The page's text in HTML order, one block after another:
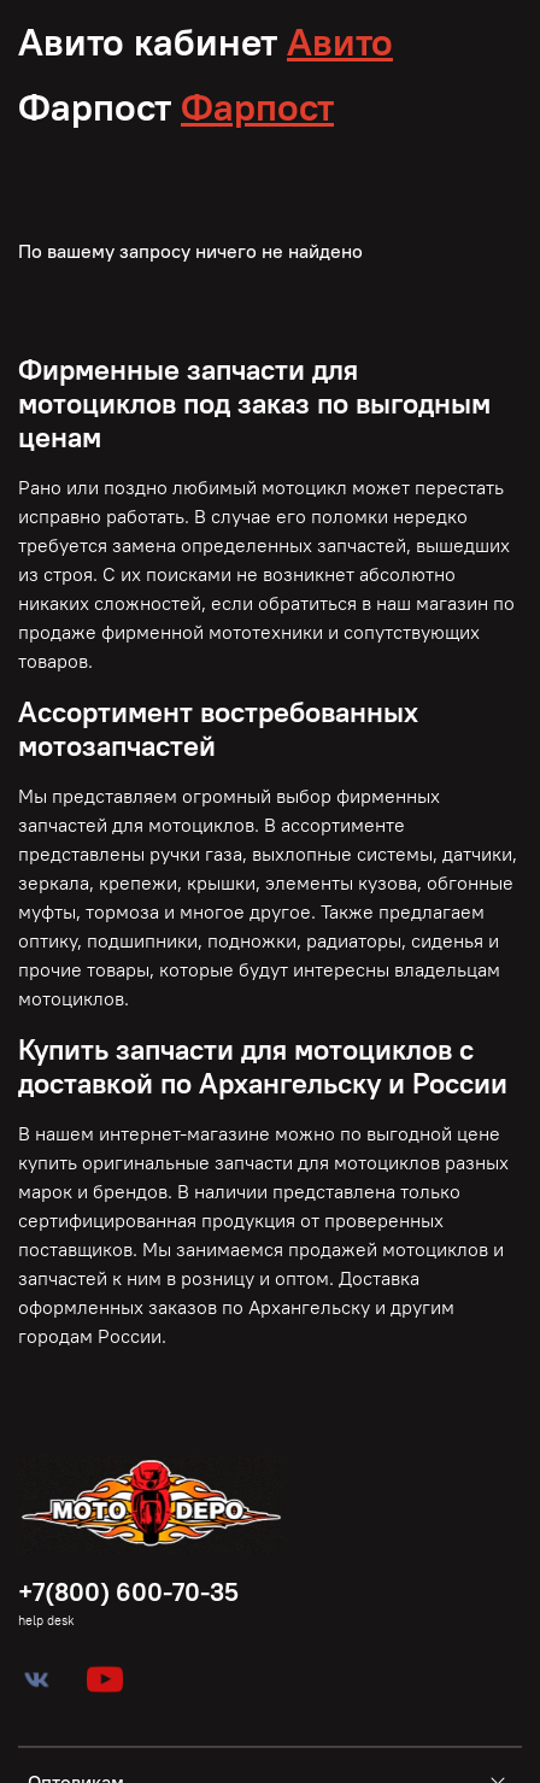
Авито кабинетАвито
Фарпост Фарпост
По вашему запросу ничего не найдено
Фирменные запчасти для
мотоциклов под заказ по выгодным
ценам
Рано или поздно любимый мотоцикл может перестать
исправно работать. В случае его поломки нередко
требуется замена определенных запчастей, вышедших
из строя. С их поисками не возникнет абсолютно
никаких сложностей, если обратиться в наш магазин по
продаже фирменной мототехники и сопутствующих
товаров.
Ассортимент востребованных
мотозапчастей
Мы представляем огромный выбор фирменных
запчастей для мотоциклов. В ассортименте
представлены ручки газа, выхлопные системы, датчики,
зеркала, крепежи, крышки, элементы кузова, обгонные
муфты, тормоза и многое другое. Также предлагаем
оптику, подшипники, подножки, радиаторы, сиденья и
прочие товары, которые будут интересны владельцам
мотоциклов.
Купить запчасти для мотоциклов с
доставкой по Архангельску и России
В нашем интернет-магазине можно по выгодной цене
купить оригинальные запчасти для мотоциклов разных
марок и брендов. В наличии представлена только
сертифицированная продукция от проверенных
поставщиков. Мы занимаемся продажей мотоциклов и
запчастей к ним в розницу и оптом. Доставка
оформленных заказов по Архангельску и другим
городам России.
+7(800) 600-70-35
help desk